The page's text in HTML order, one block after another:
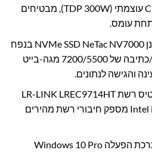
NeTac, יחד עם קירור CPU עוצמתי (TDP 300W), מבטיחים
תחת עומס.
כונן NVMe SSD NeTac NV7000 בנפח
1TB עם מהירויות קריאה/כתיבה של 7200/5500 מגה-בייט
והגישה לנתונים.
כרטיס רשת LR-LINK LREC9714HT
PCIe 4x1G מבוסס Intel i350 מספק חיבורי רשת מהירים
מגיע עם מערכת הפעלה Windows 10 Pro